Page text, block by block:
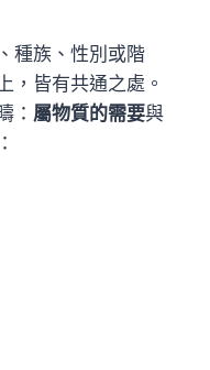
種族、性別或階
，皆有共通之處。
： 屬物質的需要與